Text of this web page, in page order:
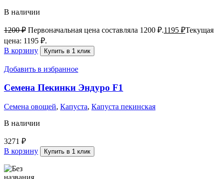
В наличии
1200₽ Первоначальная цена составляла 1200 ₽.1195 ₽Текущая
цена: 1195 ₽.
В корзину
Купить в 1 клик
Добавить в избранное
Семена Пекинки Эндуро F1
Семена овощей, Капуста, Капуста пекинская
В наличии
3271 ₽
В корзину
Купить в 1 клик